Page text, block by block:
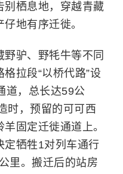
别栖息地，穿越青藏
地有序迁徙。
野驴、野牦牛等不同
拉段“以桥代路”设
道，总长达59公
时，预留的可可西
固定迁徙通道上。
定牺牲1对列车通行
里。搬迁后的站房